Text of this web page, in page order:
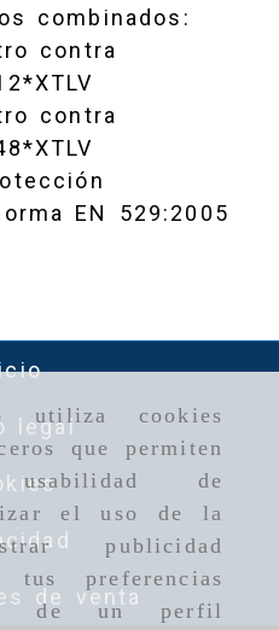
utiliza cookies
que permiten
de
el uso de la
publicidad
tus preferencias
de un perfil
combinados:
contra
contra
EN 529:2005
legal
de venta